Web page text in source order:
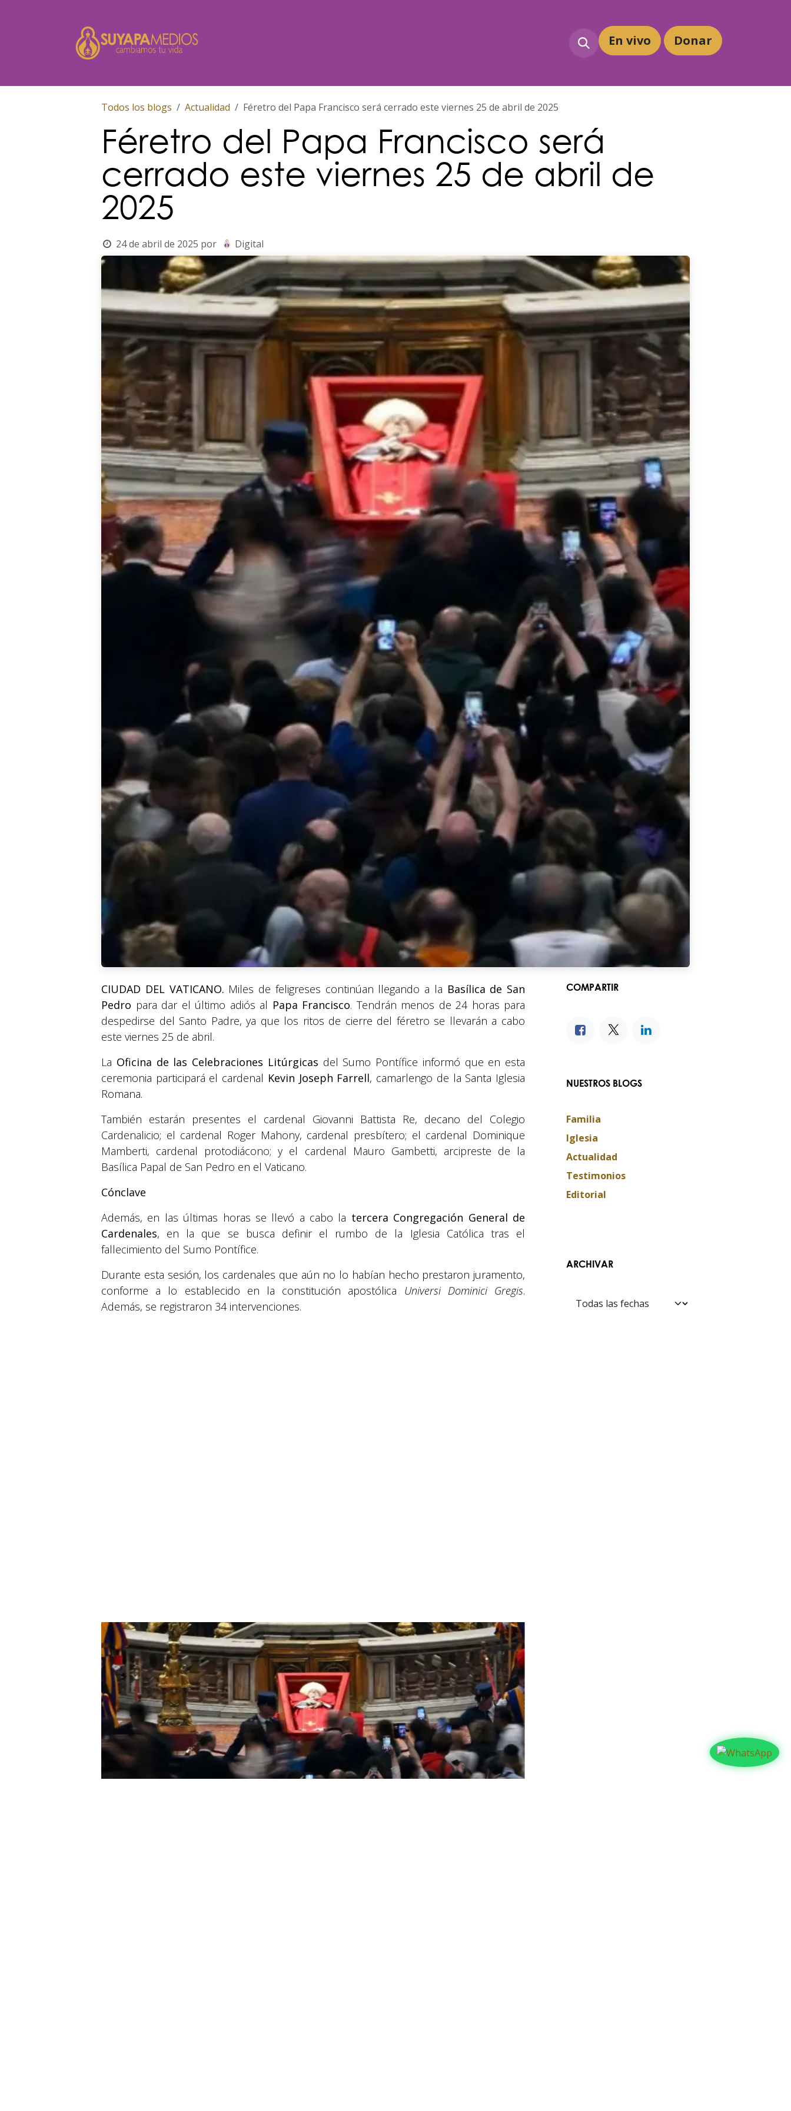
En vivo Donar
Todos los blogs Actualidad Féretro del Papa Francisco será cerrado este viernes 25 de abril de 2025
Féretro del Papa Francisco será
cerrado este viernes 25 de abril de
2025
24 de abril de 2025 por Digital
CIUDAD DEL VATICANO. Miles de feligreses continúan llegando a la Basílica de San
Pedro para dar el último adiós al Papa Francisco. Tendrán menos de 24 horas para
despedirse del Santo Padre, ya que los ritos de cierre del féretro se llevarán a cabo
este viernes 25 de abril.
La Oficina de las Celebraciones Litúrgicas del Sumo Pontífice informó que en esta
ceremonia participará el cardenal Kevin Joseph Farrell, camarlengo de la Santa Iglesia
Romana.
También estarán presentes el cardenal Giovanni Battista Re, decano del Colegio
Cardenalicio; el cardenal Roger Mahony, cardenal presbítero; el cardenal Dominique
Mamberti, cardenal protodiácono; y el cardenal Mauro Gambetti, arcipreste de la
Basílica Papal de San Pedro en el Vaticano.
Cónclave
Además, en las últimas horas se llevó a cabo la tercera Congregación General de
Cardenales, en la que se busca definir el rumbo de la Iglesia Católica tras el
fallecimiento del Sumo Pontífice.
Durante esta sesión, los cardenales que aún no lo habían hecho prestaron juramento,
conforme a lo establecido en la constitución apostólica Universi Dominici Gregis.
Además, se registraron 34 intervenciones.
COMPARTIR
NUESTROS BLOGS
Familia
Iglesia
Actualidad
Testimonios
Editorial
ARCHIVAR
y la Comunicación Social.
Política y privacidad
© 2026 Suyapa Medios. Todos los derechos reservados.